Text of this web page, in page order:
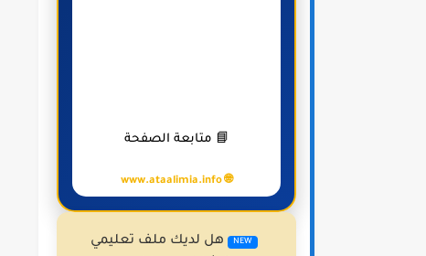
📘 متابعة الصفحة
🌐 www.ataalimia.info
NEW
هل لديك ملف تعليمي